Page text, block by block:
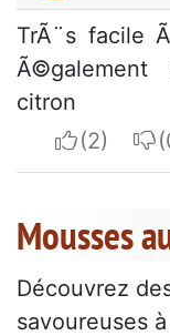
TrÃ¨s facile
citron
I
Mousses
Découvrez
savoureuses